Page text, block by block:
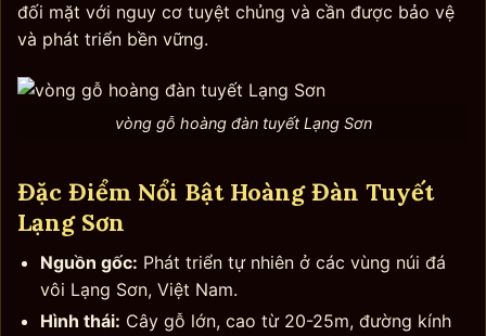
đối mặt với nguy cơ tuyệt chủng và cần được bảo vệ
và phát triển bền vững.
vòng gỗ hoàng đàn tuyết Lạng Sơn
Đặc Điểm Nổi Bật Hoàng Đàn Tuyết
Lạng Sơn
Nguồn gốc: Phát triển tự nhiên ở các vùng núi đá
vôi Lạng Sơn, Việt Nam.
Hình thái: Cây gỗ lớn, cao từ 20-25m, đường kính